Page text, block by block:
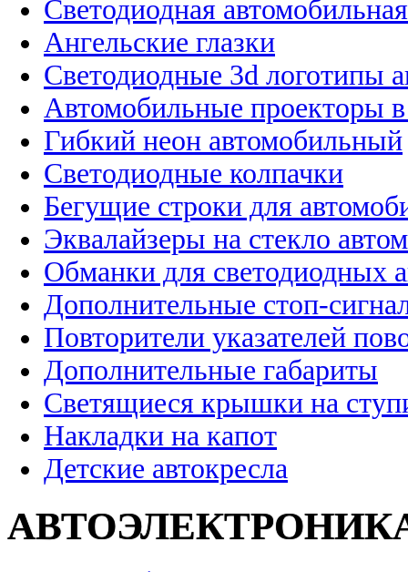
Светодиодная
Ангельские глазки
Светодиодные 3d логотипы
Автомобильные проекторы
Гибкий неон автомобильный
Светодиодные колпачки
Бегущие строки для
Эквалайзеры на стекло
Обманки для светодиодных
Дополнительные стоп-
Повторители указателей
Дополнительные габариты
Светящиеся крышки на
Накладки на капот
Детские автокресла